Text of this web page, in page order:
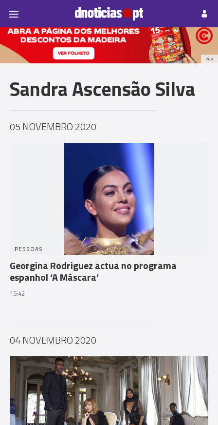
Prazeres Paisagens
PUB
Sandra Ascensão Silva
05 NOVEMBRO 2020
PESSOAS
Georgina Rodriguez actua no programa
espanhol ‘A Máscara’
15:42
04 NOVEMBRO 2020